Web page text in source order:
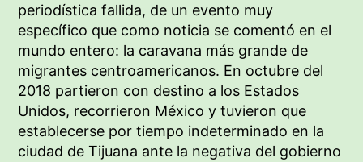
periodística fallida, de un evento muy
específico que como noticia se comentó en el
mundo entero: la caravana más grande de
migrantes centroamericanos. En octubre del
2018 partieron con destino a los Estados
Unidos, recorrieron México y tuvieron que
establecerse por tiempo indeterminado en la
ciudad de Tijuana ante la negativa del gobierno